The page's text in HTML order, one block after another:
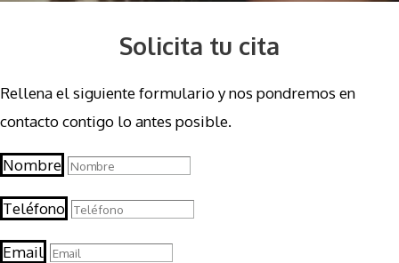
Solicita tu cita
Rellena el siguiente formulario y nos pondremos en
contacto contigo lo antes posible.
Nombre
Teléfono
Email